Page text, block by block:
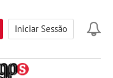
Iniciar Sessão